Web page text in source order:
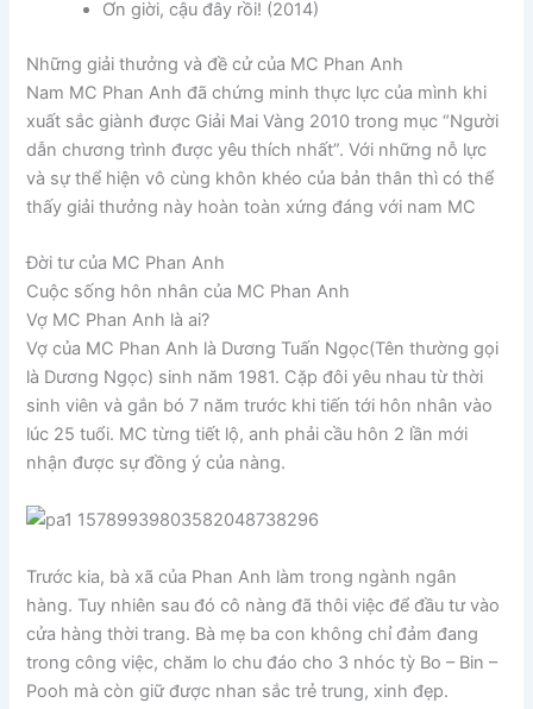
Ơn giời, cậu đây rồi! (2014)
Những giải thưởng và đề cử của MC Phan Anh
Nam MC Phan Anh đã chứng minh thực lực của mình khi
xuất sắc giành được Giải Mai Vàng 2010 trong mục “Người
dẫn chương trình được yêu thích nhất”. Với những nỗ lực
và sự thể hiện vô cùng khôn khéo của bản thân thì có thể
thấy giải thưởng này hoàn toàn xứng đáng với nam MC
Đời tư của MC Phan Anh
Cuộc sống hôn nhân của MC Phan Anh
Vợ MC Phan Anh là ai?
Vợ của MC Phan Anh là Dương Tuấn Ngọc(Tên thường gọi
là Dương Ngọc) sinh năm 1981. Cặp đôi yêu nhau từ thời
sinh viên và gắn bó 7 năm trước khi tiến tới hôn nhân vào
lúc 25 tuổi. MC từng tiết lộ, anh phải cầu hôn 2 lần mới
nhận được sự đồng ý của nàng.
Trước kia, bà xã của Phan Anh làm trong ngành ngân
hàng. Tuy nhiên sau đó cô nàng đã thôi việc để đầu tư vào
cửa hàng thời trang. Bà mẹ ba con không chỉ đảm đang
trong công việc, chăm lo chu đáo cho 3 nhóc tỳ Bo – Bin –
Pooh mà còn giữ được nhan sắc trẻ trung, xinh đẹp.